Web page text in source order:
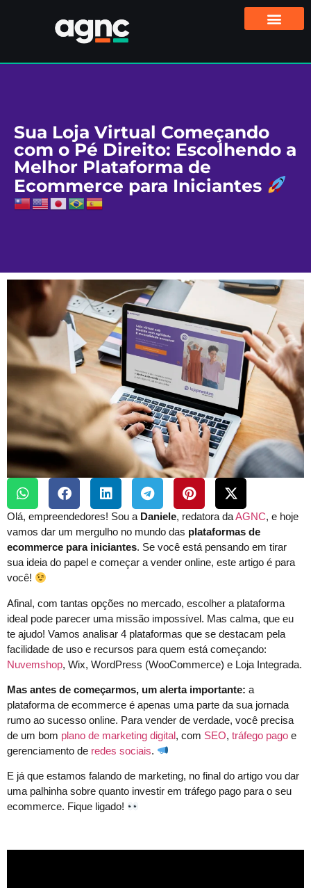
Sua Loja Virtual Começando
com o Pé Direito: Escolhendo a
Melhor Plataforma de
Ecommerce para Iniciantes
Olá, empreendedores! Sou a Daniele, redatora daAGNC, e hoje
vamos dar um mergulho no mundo das plataformas de
ecommerce para iniciantes. Se você está pensando em tirar
sua ideia do papel e começar a vender online, este artigo é para
você!
Afinal, com tantas opções no mercado, escolher a plataforma
ideal pode parecer uma missão impossível. Mas calma, que eu
te ajudo! Vamos analisar 4 plataformas que se destacam pela
facilidade de uso e recursos para quem está começando:
Nuvemshop, Wix, WordPress (WooCommerce) e Loja Integrada.
Mas antes de começarmos, um alerta importante: a
plataforma de ecommerce é apenas uma parte da sua jornada
rumo ao sucesso online. Para vender de verdade, você precisa
de um bom plano de marketing digital, com SEO, tráfego pago e
gerenciamento de redes sociais.
E já que estamos falando de marketing, no final do artigo vou dar
uma palhinha sobre quanto investir em tráfego pago para o seu
ecommerce. Fique ligado!